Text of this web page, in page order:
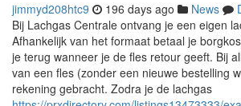
jimmyd208htc9 196 days ago News
Bij Lachgas Centrale ontvang je een eigen
Afhankelijk van het formaat betaal je
je terug wanneer je de fles retour geeft. Bij
van een fles (zonder een nieuwe bestelling
rekening gebracht. Zodra je de lachgas